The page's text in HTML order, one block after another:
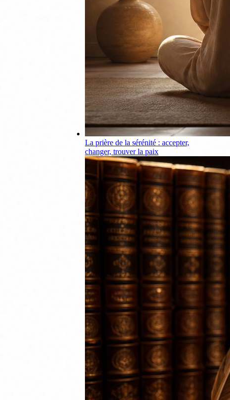
La prière de la sérénité : accepter,
changer, trouver la paix